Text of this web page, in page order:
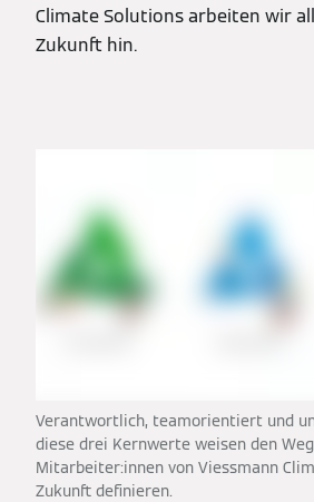
Climate Solutions arbeiten wir
Zukunft hin.
Verantwortlich, teamorientiert und
diese drei Kernwerte weisen den
Mitarbeiter:innen von Viessmann
Zukunft definieren.